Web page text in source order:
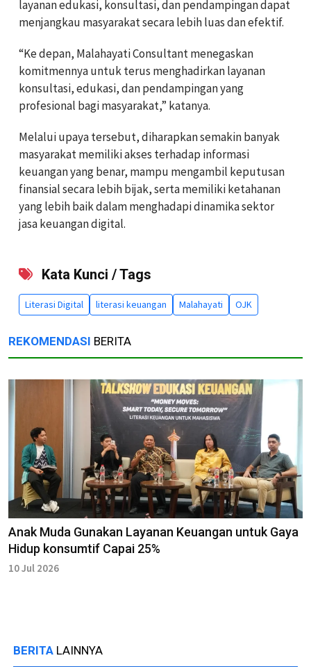
layanan edukasi, konsultasi, dan pendampingan dapat
menjangkau masyarakat secara lebih luas dan efektif.
“Ke depan, Malahayati Consultant menegaskan
komitmennya untuk terus menghadirkan layanan
konsultasi, edukasi, dan pendampingan yang
profesional bagi masyarakat,” katanya.
Melalui upaya tersebut, diharapkan semakin banyak
masyarakat memiliki akses terhadap informasi
keuangan yang benar, mampu mengambil keputusan
finansial secara lebih bijak, serta memiliki ketahanan
yang lebih baik dalam menghadapi dinamika sektor
jasa keuangan digital.
Kata Kunci / Tags
Literasi Digital literasi keuangan Malahayati OJK
REKOMENDASI BERITA
Anak Muda Gunakan Layanan Keuangan untuk Gaya
Hidup konsumtif Capai 25%
10 Jul 2026
BERITA LAINNYA